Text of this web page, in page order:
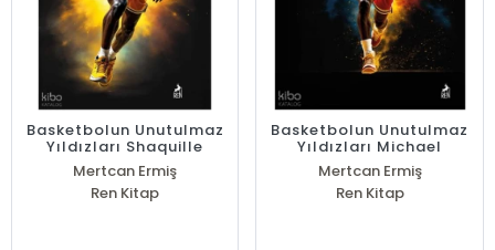
Basketbolun Unutulmaz
Yıldızları Shaquille
O'Neal
Mertcan Ermiş
Ren Kitap
Basketbolun Unutulmaz
Yıldızları Michael
Jordan
Mertcan Ermiş
Ren Kitap